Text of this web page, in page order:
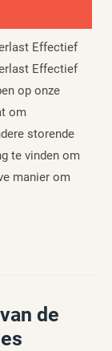
Effectief
Effectief
op onze
om
storende
te vinden om
manier om
de